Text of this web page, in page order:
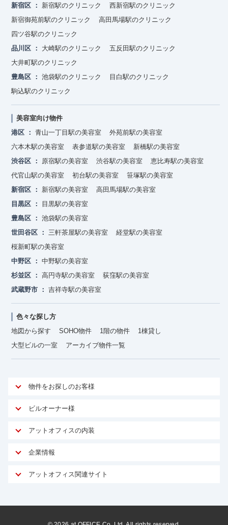
新宿区
新宿駅のクリニック
西新宿駅のクリニック
新宿御苑前駅のクリニック
高田馬場駅のクリニック
四ツ谷駅のクリニック
品川区
大崎駅のクリニック
五反田駅のクリニック
大井町駅のクリニック
豊島区
池袋駅のクリニック
目白駅のクリニック
駒込駅のクリニック
美容室向け物件
港区
青山一丁目駅の美容室
外苑前駅の美容室
六本木駅の美容室
表参道駅の美容室
新橋駅の美容室
渋谷区
原宿駅の美容室 渋谷駅の美容室
恵比寿駅の美容室
代官山駅の美容室
初台駅の美容室
笹塚駅の美容室
新宿区
新宿駅の美容室
高田馬場駅の美容室
目黒区
目黒駅の美容室
豊島区
池袋駅の美容室
世田谷区
三軒茶屋駅の美容室
経堂駅の美容室
桜新町駅の美容室
中野区
中野駅の美容室
杉並区
高円寺駅の美容室
荻窪駅の美容室
武蔵野市
吉祥寺駅の美容室
色々な探し方
地図から探す
SOHO物件 1階の物件
1棟貸し
大型ビルの一室
アーカイブ物件一覧
物件をお探しのお客様
アットオフィスが選ばれる理由
ご契約者様インタビュー
オフィスお役立ちコラム
ビルオーナー様
オーナー様向けサービス
マイソク作成
物件情報から成約賃料を予測
リノベーション
サブリース
アットオフィスの内装
サービス内容
内装に関するよくある質問
企業情報
アットオフィス関連サイト
アットレジデンス
ビルアド